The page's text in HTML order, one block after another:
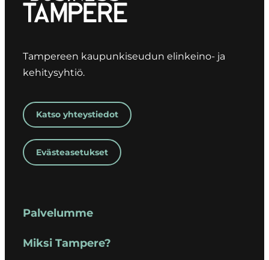
Tampereen kaupunkiseudun elinkeino- ja
kehitysyhtiö.
Katso yhteystiedot
Evästeasetukset
Palvelumme
Miksi Tampere?